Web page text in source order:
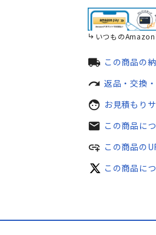
いつものAmazon
local_shipping この商品の
redo 返品・交換
face お見積もり
mail この商品に
add_link この商品の
この商品に